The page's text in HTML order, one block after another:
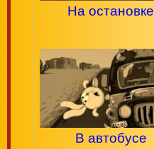
На остановке
В автобусе